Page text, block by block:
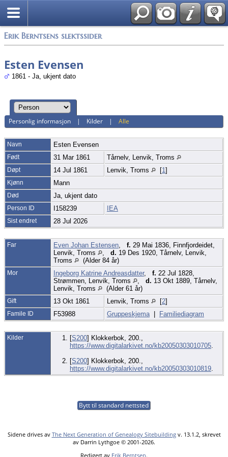
Erik Berntsens slektssider
Esten Evensen
1861 - Ja, ukjent dato
Personlig informasjon | Kilder |Alle
Navn Esten Evensen
Født 31 Mar 1861 Tårnelv, Lenvik, Troms
Døpt 14 Jul 1861 Lenvik, Troms [1 ]
Kjønn Mann
Død Ja, ukjent dato
Person ID I158239 IEA
Sist endret 28 Jul 2026
Far Even Johan Estensen f. 29 Mai 1836, Finnfjordeidet,
Lenvik, Troms
d. 19 Des 1920, Tårnelv, Lenvik,
Troms
(Alder 84 år)
Mor Ingeborg Katrine Andreasdatter, f. 22 Jul 1828,
Strømmen, Lenvik, Troms
d. 13 Okt 1889, Tårnelv,
Lenvik, Troms
(Alder 61 år)
Gift 13 Okt 1861 Lenvik, Troms [2]
Famile ID F53988 Gruppeskjema Familiediagram
Kilder [S200] Klokkerbok, 200.,
https://www.digitalarkivet.no/kb20050303010705
[S200] Klokkerbok, 200.,
https://www.digitalarkivet.no/kb20050303010819
Bytt til standard nettsted
Sidene drives av The Next Generation of Genealogy Sitebuildingv. 13.1.2, skrevet
av Darrin Lythgoe © 2001-2026.
Redigert av Erik Berntsen.